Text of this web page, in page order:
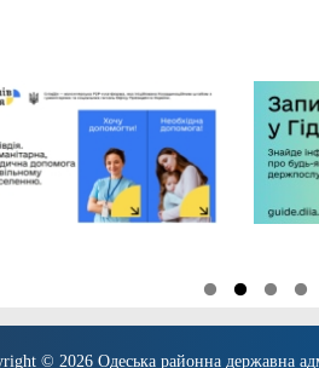
© 2026 Одеська районна державна